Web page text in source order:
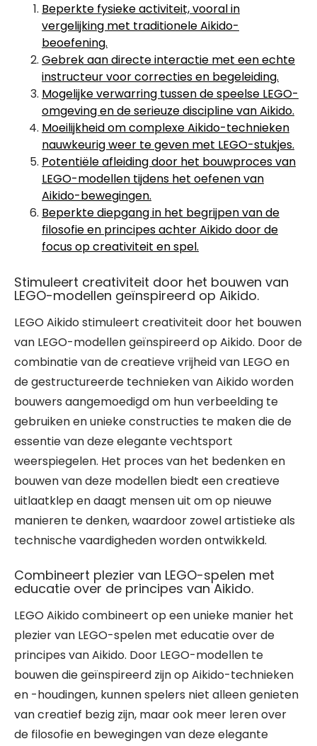
Beperkte fysieke activiteit, vooral in
vergelijking met traditionele Aikido-
beoefening.
Gebrek aan directe interactie met een echte
instructeur voor correcties en begeleiding.
Mogelijke verwarring tussen de speelse LEGO-
omgeving en de serieuze discipline van Aikido.
Moeilijkheid om complexe Aikido-technieken
nauwkeurig weer te geven met LEGO-stukjes.
Potentiële afleiding door het bouwproces van
LEGO-modellen tijdens het oefenen van
Aikido-bewegingen.
Beperkte diepgang in het begrijpen van de
filosofie en principes achter Aikido door de
focus op creativiteit en spel.
Stimuleert creativiteit door het bouwen van
LEGO-modellen geïnspireerd op Aikido.
LEGO Aikido stimuleert creativiteit door het bouwen
van LEGO-modellen geïnspireerd op Aikido. Door de
combinatie van de creatieve vrijheid van LEGO en
de gestructureerde technieken van Aikido worden
bouwers aangemoedigd om hun verbeelding te
gebruiken en unieke constructies te maken die de
essentie van deze elegante vechtsport
weerspiegelen. Het proces van het bedenken en
bouwen van deze modellen biedt een creatieve
uitlaatklep en daagt mensen uit om op nieuwe
manieren te denken, waardoor zowel artistieke als
technische vaardigheden worden ontwikkeld.
Combineert plezier van LEGO-spelen met
educatie over de principes van Aikido.
LEGO Aikido combineert op een unieke manier het
plezier van LEGO-spelen met educatie over de
principes van Aikido. Door LEGO-modellen te
bouwen die geïnspireerd zijn op Aikido-technieken
en -houdingen, kunnen spelers niet alleen genieten
van creatief bezig zijn, maar ook meer leren over
de filosofie en bewegingen van deze elegante